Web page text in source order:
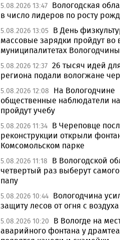
5.08.2026 13:47 Вологодская
в число лидеров по росту
5.08.2026 13:05 В День
массовые зарядки пройдут во
муниципалитетах Вологодчины
5.08.2026 12:37 26 тысяч идей
региона подали вологжане
5.08.2026 12:08
На Вологодчине
общественные наблюдатели
пройдут учебу
5.08.2026 11:34 В Череповце
реконструкции открыли
Комсомольском парке
5.08.2026 11:18
В Вологодской
четвертый раз выберут
папу
5.08.2026 10:44 Вологодчина
защиту лесов от огня с
5.08.2026 10:20
В Вологде на
аварийного фонтана у